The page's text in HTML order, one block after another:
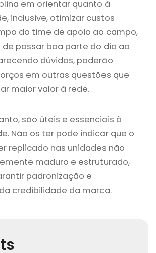
em orientar quanto à
inclusive, otimizar custos
do time de apoio ao campo,
de passar boa parte do dia ao
dúvidas, poderão
em outras questões que
maior valor à rede.
são úteis e essenciais à
Não os ter pode indicar que o
replicado nas unidades não
maduro e estruturado,
padronização e
credibilidade da marca.